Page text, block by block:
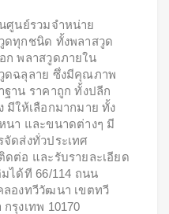
นศูนย์รวมจำหน่าย
ดทุกชนิด ทั้งพลาสวูด
ก พลาสวูดภายใน
ดฉลุลาย ซึ่งมีคุณภาพ
ฐาน ราคาถูก ทั้งปลีก
มีให้เลือกมากมาย ทั้ง
นา และขนาดต่างๆ มี
จัดส่งทั่วประเทศ
ดต่อ และรับรายละเอียด
มได้ที 66/114 ถนน
ลองทวีวัฒนา เขตทวี
รุงเทพ 10170